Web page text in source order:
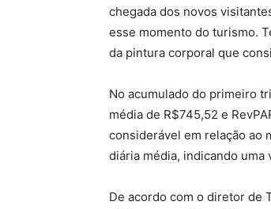
chegada dos novos
esse momento do turismo.
da pintura corporal que
No acumulado do primeiro
média de R$745,52 e
considerável em relação ao
diária média, indicando
De acordo com o diretor de